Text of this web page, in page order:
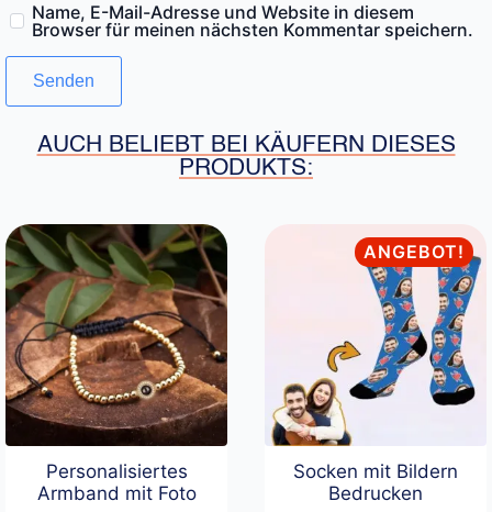
Name, E-Mail-Adresse und Website in diesem
Browser für meinen nächsten Kommentar speichern.
AUCH BELIEBT BEI KÄUFERN DIESES
PRODUKTS:
Personalisiertes
Armband mit Foto
ANGEBOT!
Socken mit Bildern
Bedrucken